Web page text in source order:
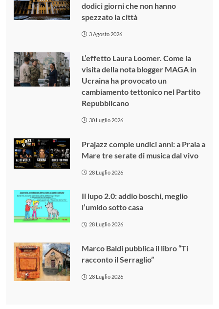
dodici giorni che non hanno
spezzato la città
3 Agosto 2026
L’effetto Laura Loomer. Come la
visita della nota blogger MAGA in
Ucraina ha provocato un
cambiamento tettonico nel Partito
Repubblicano
30 Luglio 2026
Prajazz compie undici anni: a Praia a
Mare tre serate di musica dal vivo
28 Luglio 2026
Il lupo 2.0: addio boschi, meglio
l’umido sotto casa
28 Luglio 2026
Marco Baldi pubblica il libro “Ti
racconto il Serraglio”
28 Luglio 2026